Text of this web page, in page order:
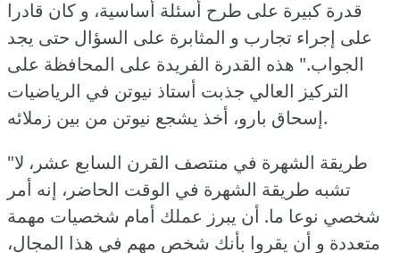
قدرة كبيرة على طرح أسئلة أساسية، و كان قادرا
على إجراء تجارب و المثابرة على السؤال حتى يجد
الجواب." هذه القدرة الفريدة على المحافظة على
التركيز العالي جذبت أستاذ نيوتن في الرياضيات
إسحاق بارو، أخذ يشجع نيوتن من بين زملائه.
"طريقة الشهرة في منتصف القرن السابع عشر، لا
تشبه طريقة الشهرة في الوقت الحاضر، إنه أمر
شخصي نوعا ما. أن يبرز عملك أمام شخصيات مهمة
متعددة و أن يقروا بأنك شخص مهم في هذا المجال،